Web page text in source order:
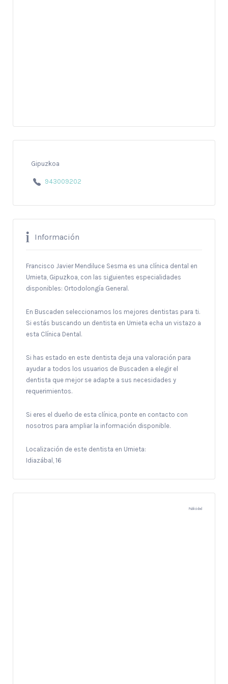
Gipuzkoa
943009202
Información
Francisco Javier Mendiluce Sesma es una clínica dental en
Urnieta, Gipuzkoa, con las siguientes especialidades
disponibles: Ortodolongía General.
En Buscaden seleccionamos los mejores dentistas para ti.
Si estás buscando un dentista en Urnieta echa un vistazo a
esta Clínica Dental.
Si has estado en este dentista deja una valoración para
ayudar a todos los usuarios de Buscaden a elegir el
dentista que mejor se adapte a sus necesidades y
requerimientos.
Si eres el dueño de esta clínica, ponte en contacto con
nosotros para ampliar la información disponible.
Localización de este dentista en Urnieta:
Idiazábal, 16
Publicidad